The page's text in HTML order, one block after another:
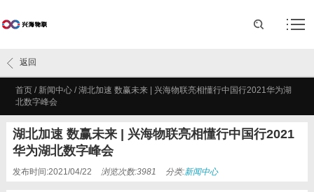
首页 / 新闻中心 /湖北加速 数赢未来 | 兴海物联亮相懂行中国行2021华为湖
北数字峰会
返回
湖北加速 数赢未来 | 兴海物联亮相懂行中国行2021
华为湖北数字峰会
发布时间:2021/04/22 浏览次数:3981 分类:新闻中心